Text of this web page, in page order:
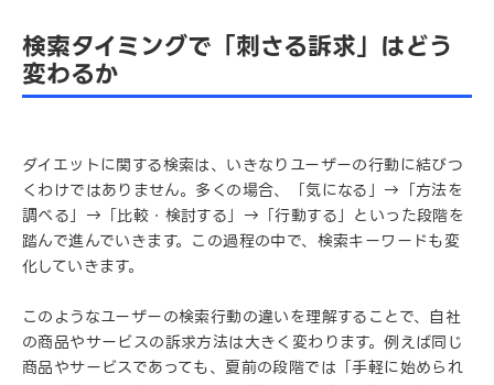
検索タイミングで「刺さる訴求」はどう
変わるか
ダイエットに関する検索は、いきなりユーザーの行動に結びつ
くわけではありません。多くの場合、「気になる」→「方法を
調べる」→「比較・検討する」→「行動する」といった段階を
踏んで進んでいきます。この過程の中で、検索キーワードも変
化していきます。
このようなユーザーの検索行動の違いを理解することで、自社
の商品やサービスの訴求方法は大きく変わります。例えば同じ
商品やサービスであっても、夏前の段階では「手軽に始められ